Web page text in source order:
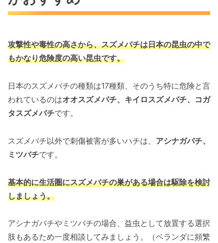
攻撃性や毒性の高さから、スズメバチは日本の昆虫の中で
もかなり危険度の高い昆虫です。
日本のスズメバチの種類は17種類、そのうち特に危険と言
われているのはオオスズメバチ、キイロスズメバチ、コガ
タスズメバチです。
スズメバチ以外で刺傷被害が多いハチは、 アシナガバチ、
ミツバチです。
基本的に生活圏にスズメバチの巣がある場合は駆除を検討
しましょう。
アシナガバチやミツバチの場合、益虫として放置する選択
肢もあるため一度相談してみましょう。（ベランダに頻繁